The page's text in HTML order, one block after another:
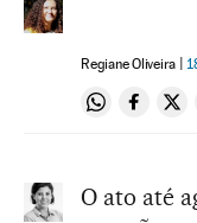
Regiane Oliveira
Compartir
O ato até